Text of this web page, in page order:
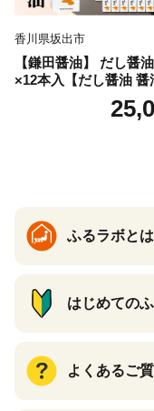
香川県坂出市
【鎌田醤油】 だし醤
×12本入【だし醤油 醤
おすすめ 人気だし醤油
ふるラボとは
はじめての
よくあるご